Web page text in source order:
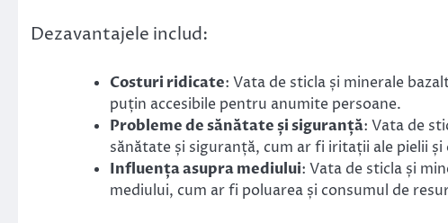
Dezavantajele includ:
Costuri ridicate: Vata de sticla și minerale
puțin accesibile pentru anumite persoane.
Probleme de sănătate și siguranță: Vata de
sănătate și siguranță, cum ar fi iritații ale pielii și
Influența asupra mediului: Vata de sticla și
mediului, cum ar fi poluarea și consumul de